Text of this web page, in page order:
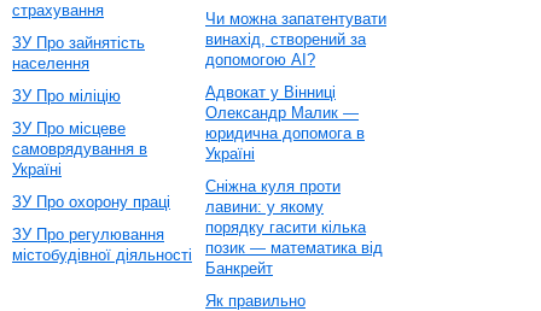
страхування
ЗУ Про зайнятість
населення
ЗУ Про міліцію
ЗУ Про місцеве
самоврядування в
Україні
ЗУ Про охорону праці
ЗУ Про регулювання
містобудівної діяльності
Чи можна запатентувати
винахід, створений за
допомогою AI?
Адвокат у Вінниці
Олександр Малик —
юридична допомога в
Україні
Сніжна куля проти
лавини: у якому
порядку гасити кілька
позик — математика від
Банкрейт
Як правильно